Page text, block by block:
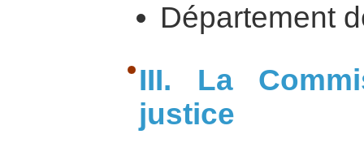
Département
III. La
justice